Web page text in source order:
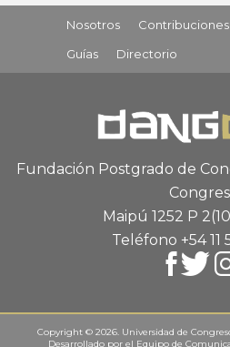
Nosotros Contribuciones
Guías
Directorio
Fundación Postgrado de
Maipú 1252 P 2
Teléfono +54 11
Copyright © 2026. Universidad de
Desarrollado por el Equipo de